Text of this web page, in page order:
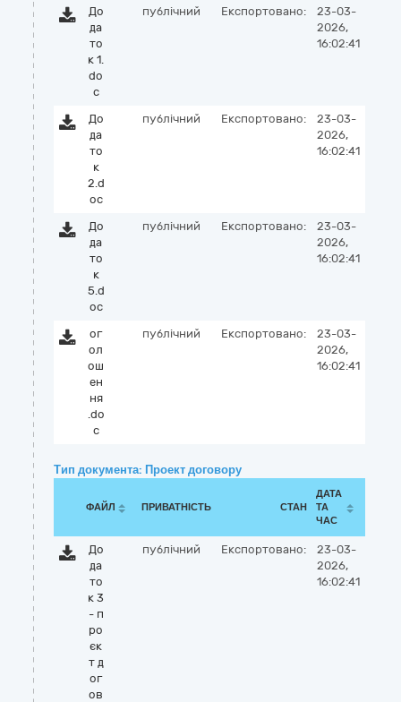
До
да
то
к 1.
do
c
публічний Експортовано:
23-03-
2026,
16:02:41
До
да
то
к
2.d
oc
публічний Експортовано:
23-03-
2026,
16:02:41
До
да
то
к
5.d
oc
публічний Експортовано:
23-03-
2026,
16:02:41
ог
ол
ош
ен
ня
.do
c
публічний Експортовано:
23-03-
2026,
16:02:41
Тип документа: Проект договору
ФАЙЛ ПРИВАТНІСТЬ СТАН
ДАТА
ТА
ЧАС
До
да
то
к 3
- п
ро
єк
т д
ог
ов
публічний Експортовано:
23-03-
2026,
16:02:41